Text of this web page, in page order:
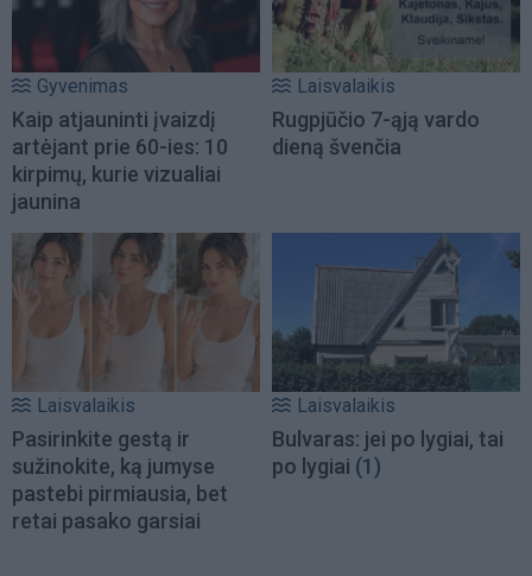
Gyvenimas
Kaip atjauninti įvaizdį
artėjant prie 60-ies: 10
kirpimų, kurie vizualiai
jaunina
Laisvalaikis
Rugpjūčio 7-ąją vardo
dieną švenčia
Laisvalaikis
Pasirinkite gestą ir
sužinokite, ką jumyse
pastebi pirmiausia, bet
retai pasako garsiai
Laisvalaikis
Bulvaras: jei po lygiai, tai
po lygiai (1)